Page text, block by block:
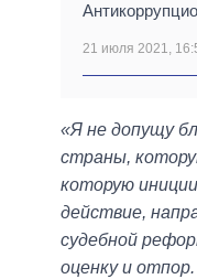
21 июля 2021,
«Я не допущу
страны,
которую
действие,
судебной
оценку и